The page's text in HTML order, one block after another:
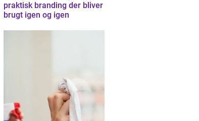
praktisk branding der bliver
brugt igen og igen